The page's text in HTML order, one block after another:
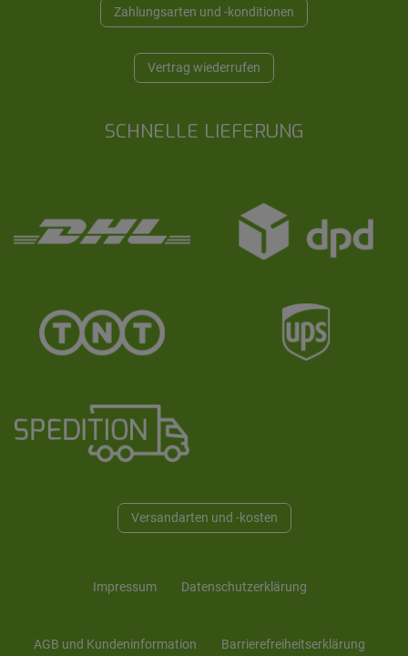
Zahlungsarten und -konditionen
Vertrag wiederrufen
SCHNELLE LIEFERUNG
Versandarten und -kosten
Impressum Daten­schutz­erklärung
AGB und Kunden­information Barrierefreiheitserklärung